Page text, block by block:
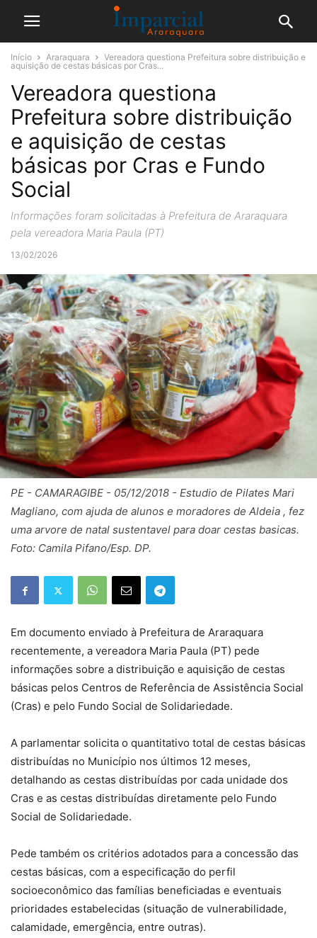
Início Araraquara
Vereadora questiona Prefeitura sobre distribuição e
aquisição de cestas básicas por Cras...
Vereadora questiona
Prefeitura sobre distribuição
e aquisição de cestas
básicas por Cras e Fundo
Social
Informações foram solicitadas à Prefeitura de Araraquara
pela vereadora Maria Paula (PT)
13/02/2026
PE - CAMARAGIBE - 05/12/2018 - Estudio de Pilates Mari
Magliano, com ajuda de alunos e moradores de Aldeia , fez
uma arvore de natal sustentavel para doar cestas basicas.
Foto: Camila Pifano/Esp. DP.
Em documento enviado à Prefeitura de Araraquara
recentemente, a vereadora Maria Paula (PT) pede
informações sobre a distribuição e aquisição de cestas
básicas pelos Centros de Referência de Assistência Social
(Cras) e pelo Fundo Social de Solidariedade.
A parlamentar solicita o quantitativo total de cestas básicas
distribuídas no Município nos últimos 12 meses,
detalhando as cestas distribuídas por cada unidade dos
Cras e as cestas distribuídas diretamente pelo Fundo
Social de Solidariedade.
Pede também os critérios adotados para a concessão das
cestas básicas, com a especificação do perfil
socioeconômico das famílias beneficiadas e eventuais
prioridades estabelecidas (situação de vulnerabilidade,
calamidade, emergência, entre outras).